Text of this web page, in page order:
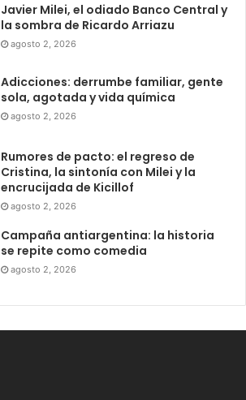
Javier Milei, el odiado Banco Central y
la sombra de Ricardo Arriazu
agosto 2, 2026
Adicciones: derrumbe familiar, gente
sola, agotada y vida química
agosto 2, 2026
Rumores de pacto: el regreso de
Cristina, la sintonía con Milei y la
encrucijada de Kicillof
agosto 2, 2026
Campaña antiargentina: la historia
se repite como comedia
agosto 2, 2026